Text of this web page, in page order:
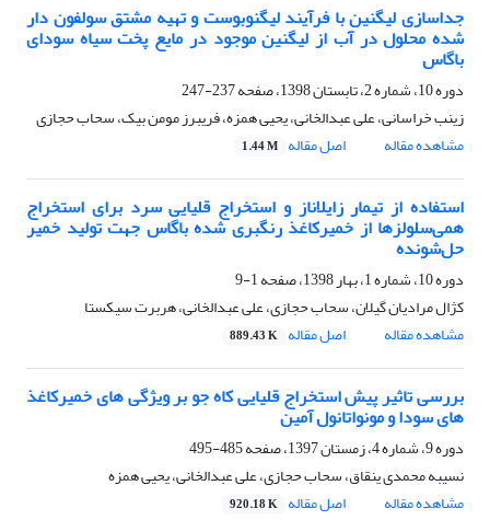
جداسازی لیگنین با فرآیند لیگنوبوست و تهیه مشتق سولفون دار
شده محلول در آب از لیگنین موجود در مایع پخت سیاه سودای
باگاس
دوره 10، شماره 2، تابستان 1398، صفحه
237-247
زینب خراسانی، علی عبدالخانی، یحیی همزه، فریبرز مومن بیک، سحاب حجازی
مشاهده مقاله
اصل مقاله 1.44 M
استفاده از تیمار زایلاناز و استخراج قلیایی سرد برای استخراج
همی‌سلولزها از خمیرکاغذ رنگبری شده باگاس جهت تولید خمیر
حل‌شونده
دوره 10، شماره 1، بهار 1398، صفحه
1-9
کژال مرادیان گیلان، سحاب حجازی، علی عبدالخانی، هربرت سیکستا
مشاهده مقاله
اصل مقاله 889.43 K
بررسی تاثیر پیش استخراج قلیایی کاه جو بر ویژگی های خمیرکاغذ
های سودا و مونواتانول آمین
دوره 9، شماره 4، زمستان 1397، صفحه
485-495
نسیبه محمدی ینقاق، سحاب حجازی، علی عبدالخانی، یحیی همزه
مشاهده مقاله
اصل مقاله 920.18 K